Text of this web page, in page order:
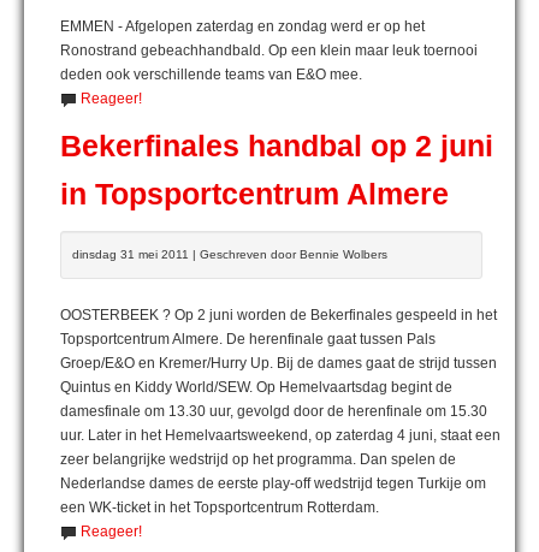
EMMEN - Afgelopen zaterdag en zondag werd er op het
Ronostrand gebeachhandbald. Op een klein maar leuk toernooi
deden ook verschillende teams van E&O mee.
Reageer!
Bekerfinales handbal op 2 juni
in Topsportcentrum Almere
dinsdag 31 mei 2011 | Geschreven door Bennie Wolbers
OOSTERBEEK ? Op 2 juni worden de Bekerfinales gespeeld in het
Topsportcentrum Almere. De herenfinale gaat tussen Pals
Groep/E&O en Kremer/Hurry Up. Bij de dames gaat de strijd tussen
Quintus en Kiddy World/SEW. Op Hemelvaartsdag begint de
damesfinale om 13.30 uur, gevolgd door de herenfinale om 15.30
uur. Later in het Hemelvaartsweekend, op zaterdag 4 juni, staat een
zeer belangrijke wedstrijd op het programma. Dan spelen de
Nederlandse dames de eerste play-off wedstrijd tegen Turkije om
een WK-ticket in het Topsportcentrum Rotterdam.
Reageer!